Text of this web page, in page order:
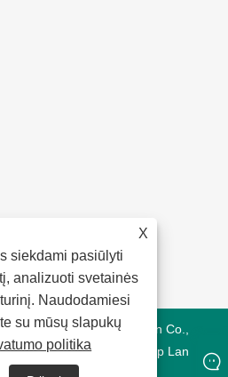
X
siekdami pasiūlyti
analizuoti svetainės
Naudodamiesi
su mūsų slapukų
politika
Electronics Dongguan Co.,
Energy Magnetics, Chip Lan